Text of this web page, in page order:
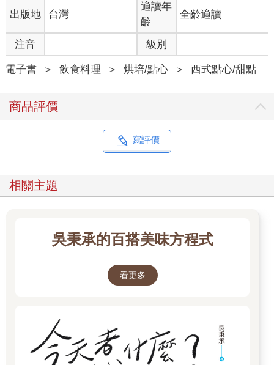
到歌劇院蛋糕、千層派、布列斯特泡芙、巧克力可頌等經典成品
讓你在每一次的實作中，逐一拆解美味的關鍵，並同步驗證烘焙
背後的道理。
當你真正理解原理，不只是能烤出好吃的甜點，
往後翻開任何食譜時，你都能自信地說：「這個，我也能做
能玩出烘焙精髓。
3. 一次掌握烘焙的核心知識──完整解析食材以及技術，釐清烘焙
背後的運作規則。
5. 依照時間與難度精心分類──食譜清楚分級，讓你輕鬆找出適合
查詢的烘焙百科。
出版地 台灣
適讀年
齡
全齡適讀
注音 級別
電子書 ＞ 飲食料理 ＞ 烘培/點心 ＞ 西式點心/甜點
商品評價
寫評價
相關主題
吳秉承的百搭美味方程式
看更多